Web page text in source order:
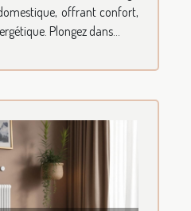
offrant confort,
Plongez dans...